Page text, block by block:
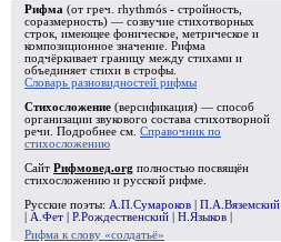
Рифма (от греч. rhythmós - стройность,
соразмерность) — созвучие стихотворных
строк, имеющее фоническое, метрическое и
композиционное значение. Рифма
подчёркивает границу между стихами и
объединяет стихи в строфы
Словарь разновидностей рифмы
Стихосложение (версификация) — способ
организации звукового состава стихотворной
речи. Подробнее см. Справочник по
стихосложению
Сайт Рифмовед.org полностью посвящён
стихосложению и русской рифме.
Русские поэты: А.П.Сумароков
П.А.Вяземский
А.Фет Р.Рождественский Н.Языков
Рифма к слову «солдатьё»